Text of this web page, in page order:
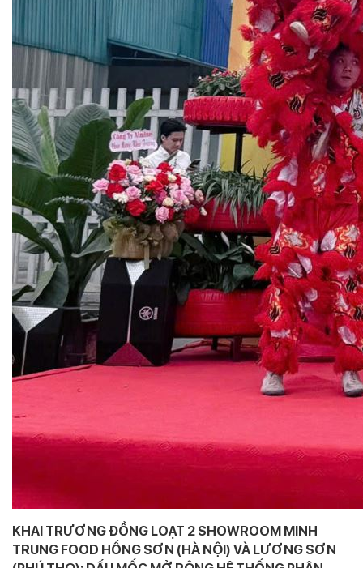
KHAI TRƯƠNG ĐỒNG LOẠT 2 SHOWROOM MINH
TRUNG FOOD HỒNG SƠN (HÀ NỘI) VÀ LƯƠNG SƠN